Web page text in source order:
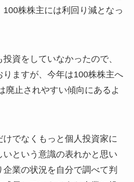
100株株主には利回り減となっ
資をしていなかったので、
りますが、今年は100株株主へ
廃止されやすい傾向にあるよ
でなくもっと個人投資家に
いという意識の表れかと思い
企業の状況を自分で調べて判